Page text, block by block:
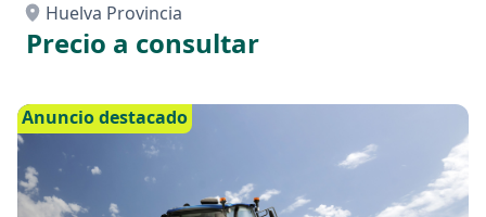
Huelva Provincia
Precio a consultar
Anuncio destacado